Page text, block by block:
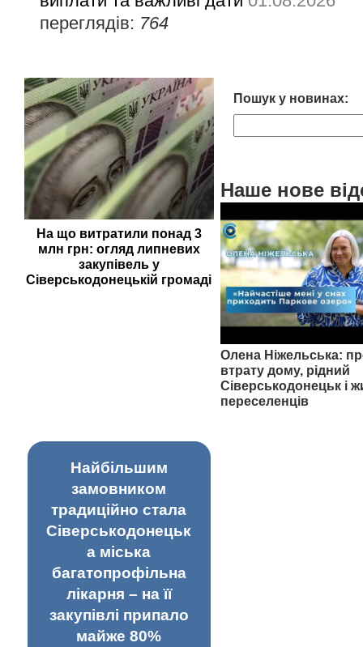
переглядів: 764
На що витратили понад 3
млн грн: огляд липневих
закупівель у
Сіверськодонецькій громаді
Пошук у новинах:
Наше нове
Олена Ніжельська:
втрату дому, рідний
Сіверськодонецьк і
переселенців
Найбільшим
замовником
традиційно стала
Сіверськодонецьк
а міська
багатопрофільна
лікарня – на її
закупівлі припало
майже 80%